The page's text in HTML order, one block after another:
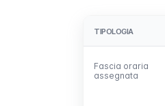
TIPOLOGIA
Fascia oraria
assegnata
TIPOLOGIA
Fascia oraria
assegnata